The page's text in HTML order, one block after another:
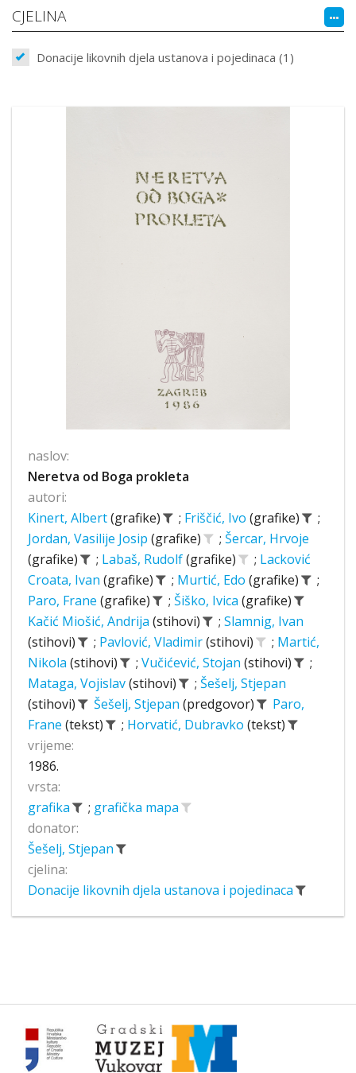
CJELINA
Donacije likovnih djela ustanova i pojedinaca (1)
naslov:
Neretva od Boga prokleta
autori:
Kinert, Albert(grafike) ; Friščić, Ivo (grafike)
;
Jordan, Vasilije Josip (grafike) ; Šercar, Hrvoje
(grafike)
; Labaš, Rudolf(grafike) ; Lacković
Croata, Ivan (grafike) ; Murtić, Edo (grafike)
;
Paro, Frane (grafike) ; Šiško, Ivica (grafike)
Kačić Miošić, Andrija (stihovi) ; Slamnig, Ivan
(stihovi)
; Pavlović, Vladimir(stihovi) ; Martić,
Nikola (stihovi) ; Vučićević, Stojan (stihovi)
;
Mataga, Vojislav(stihovi) ; Šešelj, Stjepan
(stihovi)
Šešelj, Stjepan (predgovor)
Paro,
Frane (tekst) ; Horvatić, Dubravko (tekst)
vrijeme:
1986.
vrsta:
grafika
; grafička mapa
donator:
Šešelj, Stjepan
cjelina:
Donacije likovnih djela ustanova i pojedinaca